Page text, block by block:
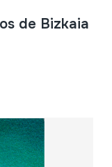
de Bizkaia